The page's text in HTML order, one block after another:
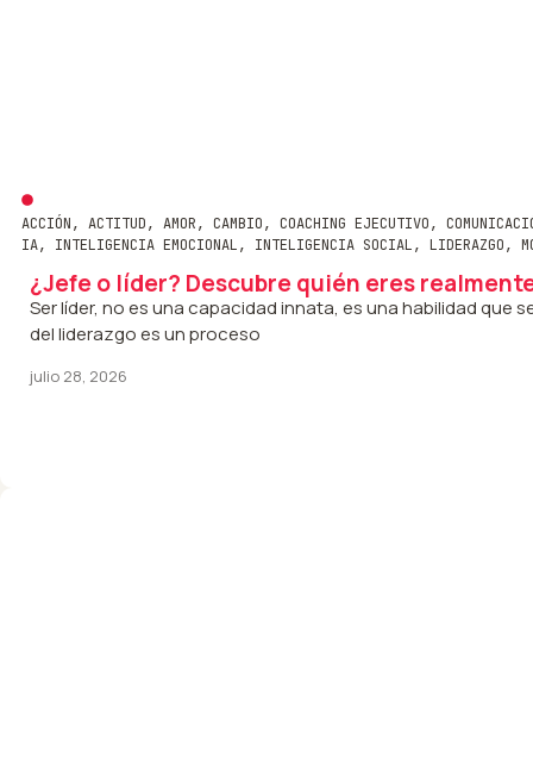
ACCIÓN, ACTITUD, AMOR, CAMBIO, COACHING EJECUTIVO,
IA, INTELIGENCIA EMOCIONAL, INTELIGENCIA SOCIAL, LIDERAZGO,
¿Jefe o líder? Descubre quién eres
Ser líder, no es una capacidad innata, es una habilidad que
del liderazgo es un proceso
julio 28, 2026